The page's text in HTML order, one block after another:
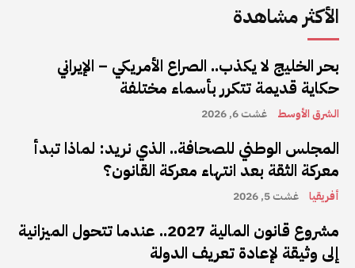
الأكثر مشاهدة
بحر الخليج لا يكذب.. الصراع الأمريكي – الإيراني
حكاية قديمة تتكرر بأسماء مختلفة
الشرق الأوسط غشت 6, 2026
المجلس الوطني للصحافة.. الذي نريد: لماذا تبدأ
معركة الثقة بعد انتهاء معركة القانون؟
أفريقيا غشت 5, 2026
مشروع قانون المالية 2027.. عندما تتحول الميزانية
إلى وثيقة لإعادة تعريف الدولة